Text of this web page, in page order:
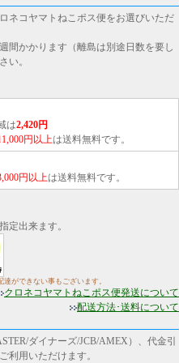
ネコヤマトねこポス便をお選びいただ
間かかります（離島は別途日数を要し
い。
は2,420円
円以上は送料無料です。
円以上は送料無料です。
定出来ます。
ができない事もございます。
クロネコヤマトねこポス便発送について
配送方法･送料について
ダイナーズ/JCB/AMEX）、代金引
利用いただけます。